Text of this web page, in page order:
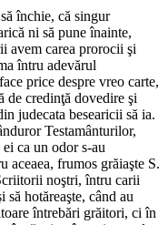
închie, că singur
ni să pune înainte,
avem carea prorocii şi
întru adevărul
price despre vreo carte,
de credinţă dovedire şi
judecata besearicii să ia.
Testamânturilor,
ca un odor s-au
aceaea, frumos grăiaşte S.
noştri, întru carii
hotăreaşte, când au
întrebări grăitori, ci în